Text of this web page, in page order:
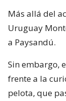
Más allá del
Uruguay
a Paysandú.
Sin embargo,
frente a la
pelota, que